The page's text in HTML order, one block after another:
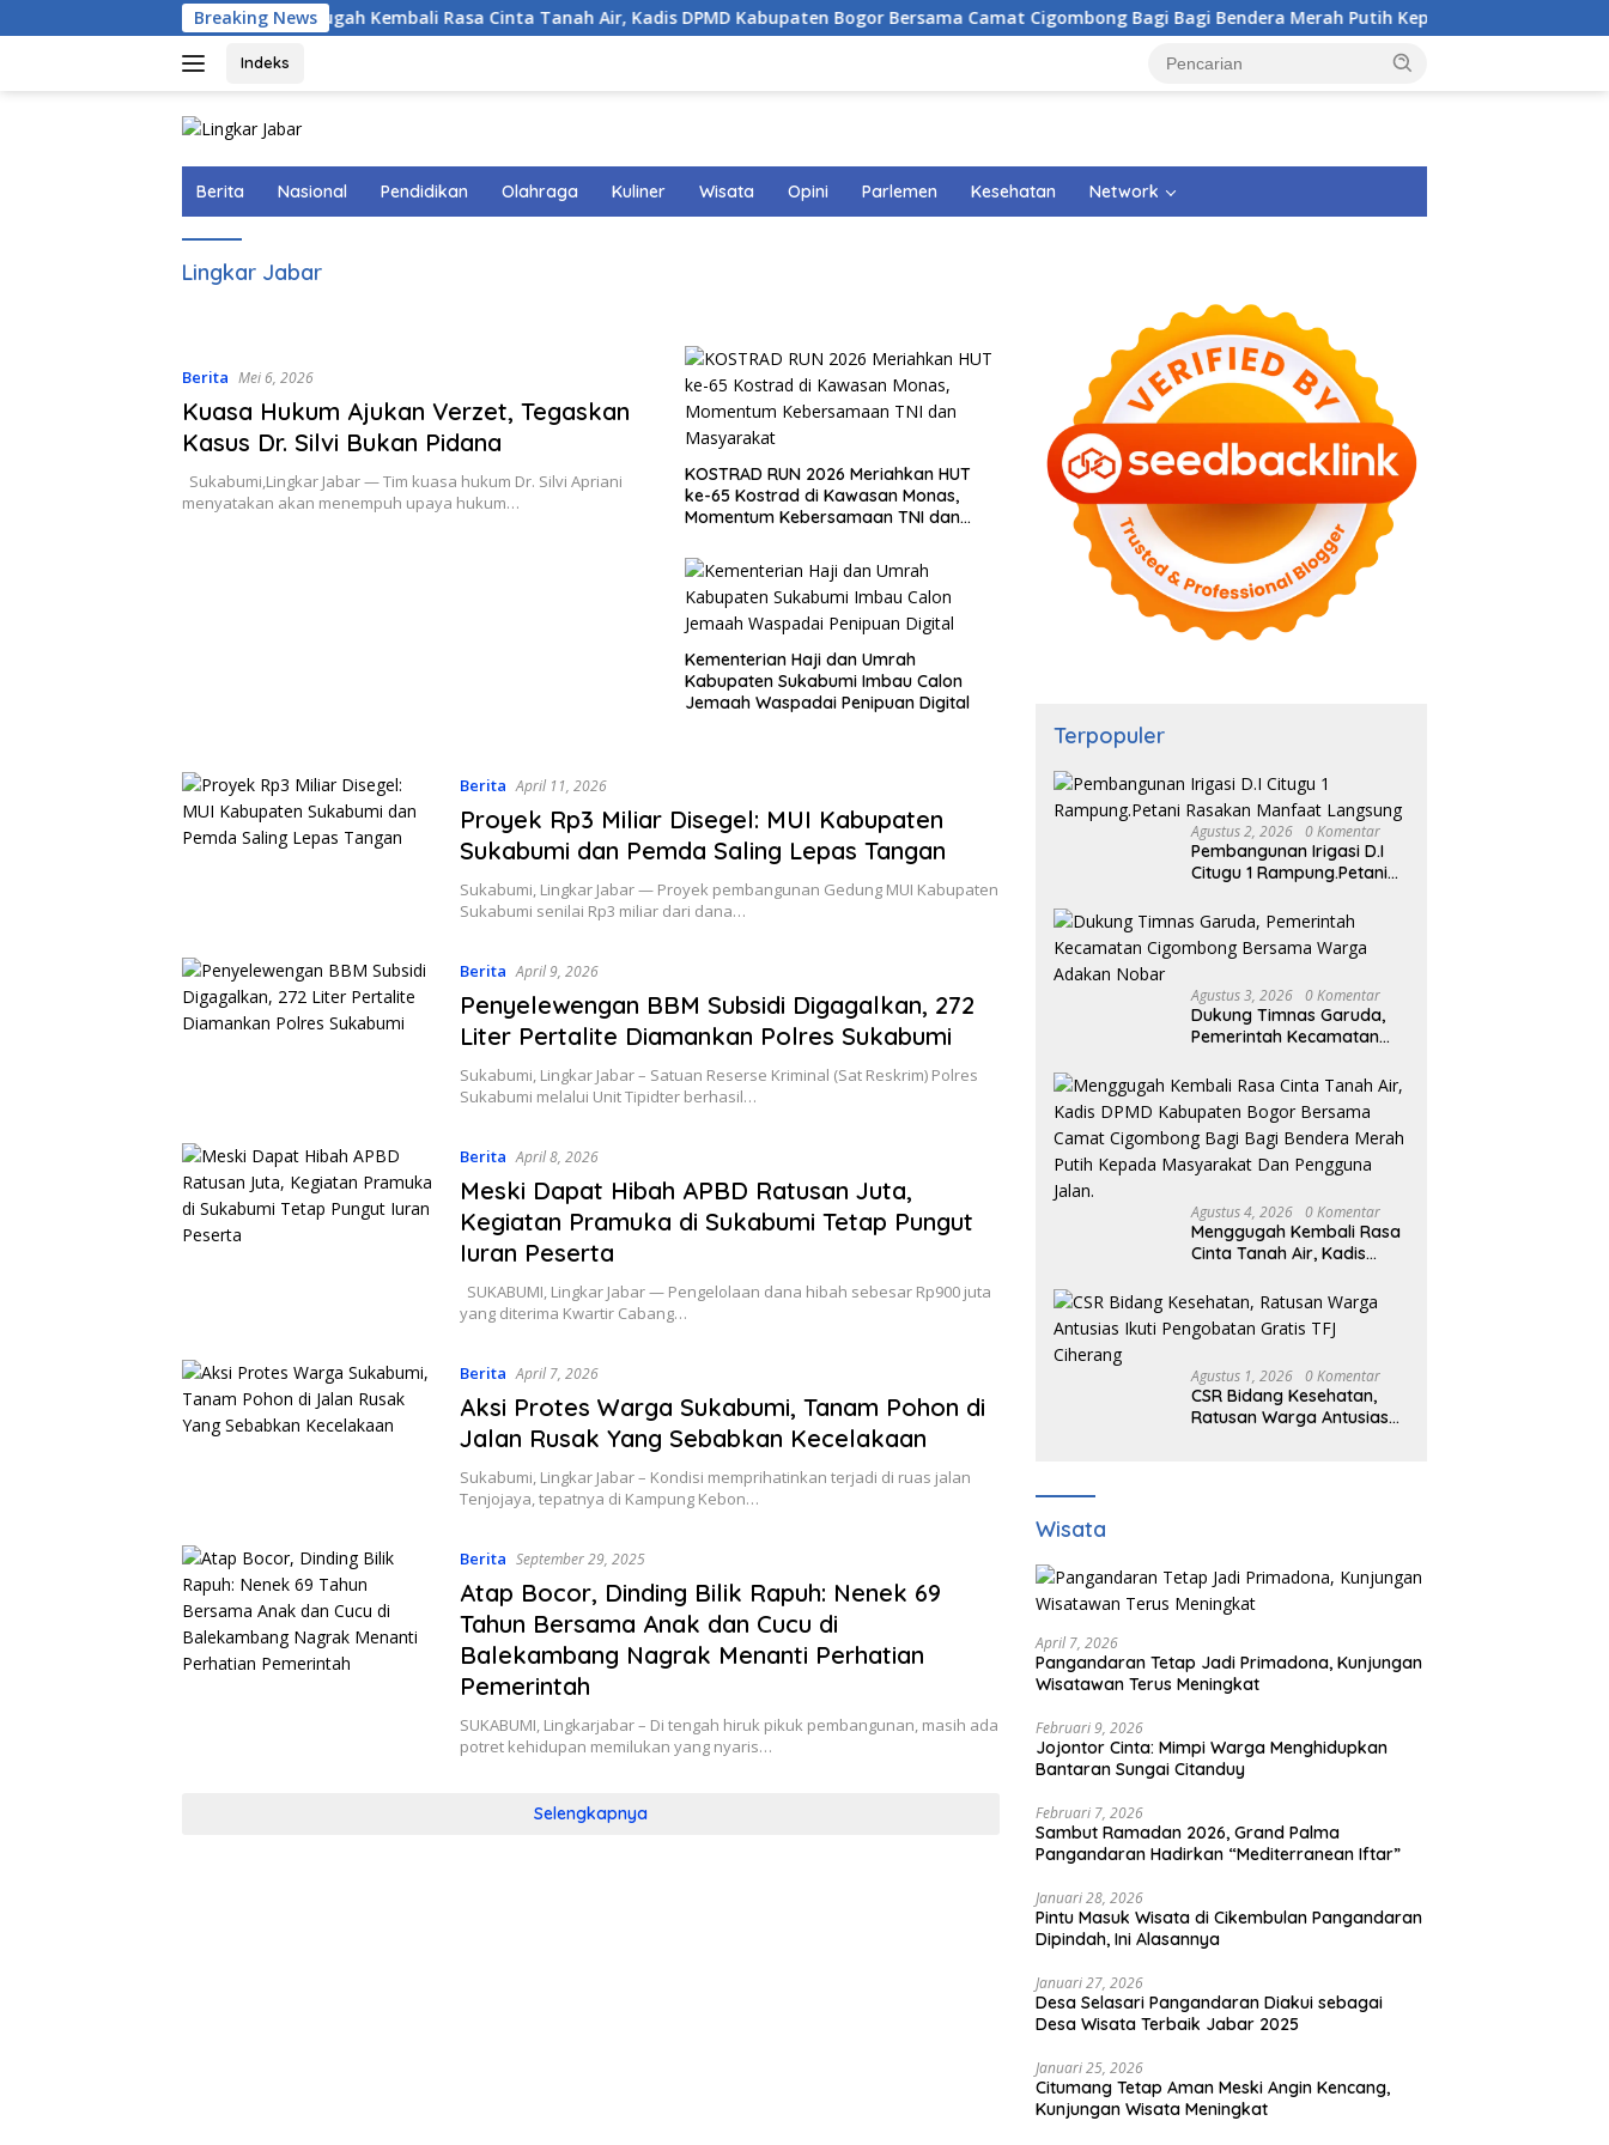
ke
Breaking News
Menggugah Kembali Rasa Cinta Tanah Air, Kadis DPMD Kabupaten Bogor Bersama Camat Cigombong Bagi Bagi Bendera Merah Putih Kepada Masyarakat Dan
Indeks
Berita Nasional Pendidikan Olahraga Kuliner Wisata Opini Parlemen Kesehatan Network
Lingkar Jabar
Berita Mei 6, 2026
Kuasa Hukum Ajukan Verzet, Tegaskan
Kasus Dr. Silvi Bukan Pidana
Sukabumi,Lingkar Jabar — Tim kuasa hukum Dr. Silvi Apriani
menyatakan akan menempuh upaya hukum…
KOSTRAD RUN 2026 Meriahkan HUT
ke-65 Kostrad di Kawasan Monas,
Momentum Kebersamaan TNI dan
Kementerian Haji dan Umrah
Kabupaten Sukabumi Imbau Calon
Jemaah Waspadai Penipuan Digital
Berita April 11, 2026
Proyek Rp3 Miliar Disegel: MUI Kabupaten
Sukabumi dan Pemda Saling Lepas Tangan
Sukabumi, Lingkar Jabar — Proyek pembangunan Gedung MUI Kabupaten
Sukabumi senilai Rp3 miliar dari dana…
Berita April 9, 2026
Penyelewengan BBM Subsidi Digagalkan, 272
Liter Pertalite Diamankan Polres Sukabumi
Sukabumi, Lingkar Jabar – Satuan Reserse Kriminal (Sat Reskrim) Polres
Sukabumi melalui Unit Tipidter berhasil…
Berita April 8, 2026
Meski Dapat Hibah APBD Ratusan Juta,
Kegiatan Pramuka di Sukabumi Tetap Pungut
Iuran Peserta
SUKABUMI, Lingkar Jabar — Pengelolaan dana hibah sebesar Rp900 juta
yang diterima Kwartir Cabang…
Berita April 7, 2026
Aksi Protes Warga Sukabumi, Tanam Pohon di
Jalan Rusak Yang Sebabkan Kecelakaan
Sukabumi, Lingkar Jabar – Kondisi memprihatinkan terjadi di ruas jalan
Tenjojaya, tepatnya di Kampung Kebon…
Berita September 29, 2025
Atap Bocor, Dinding Bilik Rapuh: Nenek 69
Tahun Bersama Anak dan Cucu di
Balekambang Nagrak Menanti Perhatian
Pemerintah
SUKABUMI, Lingkarjabar – Di tengah hiruk pikuk pembangunan, masih ada
potret kehidupan memilukan yang nyaris…
Selengkapnya
Terpopuler
Agustus 2, 2026 0 Komentar
Pembangunan Irigasi D.I
Citugu 1 Rampung.Petani
Langsung
Agustus 3, 2026 0 Komentar
Dukung Timnas Garuda,
Pemerintah Kecamatan
Warga Adakan Nobar
Agustus 4, 2026 0 Komentar
Menggugah Kembali Rasa
Cinta Tanah Air, Kadis
Bersama Camat
Cigombong Bagi Bagi
Bendera Merah Putih
Pengguna Jalan.
Agustus 1, 2026 0 Komentar
CSR Bidang Kesehatan,
Ratusan Warga Antusias
Wisata
April 7, 2026
Pangandaran Tetap Jadi Primadona, Kunjungan
Wisatawan Terus Meningkat
Februari 9, 2026
Jojontor Cinta: Mimpi Warga Menghidupkan
Bantaran Sungai Citanduy
Februari 7, 2026
Sambut Ramadan 2026, Grand Palma
Pangandaran Hadirkan “Mediterranean Iftar”
Januari 28, 2026
Pintu Masuk Wisata di Cikembulan Pangandaran
Dipindah, Ini Alasannya
Januari 27, 2026
Desa Selasari Pangandaran Diakui sebagai
Desa Wisata Terbaik Jabar 2025
Januari 25, 2026
Citumang Tetap Aman Meski Angin Kencang,
Kunjungan Wisata Meningkat